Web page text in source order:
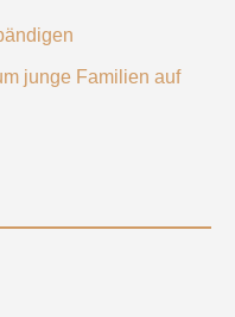
junge Familien auf